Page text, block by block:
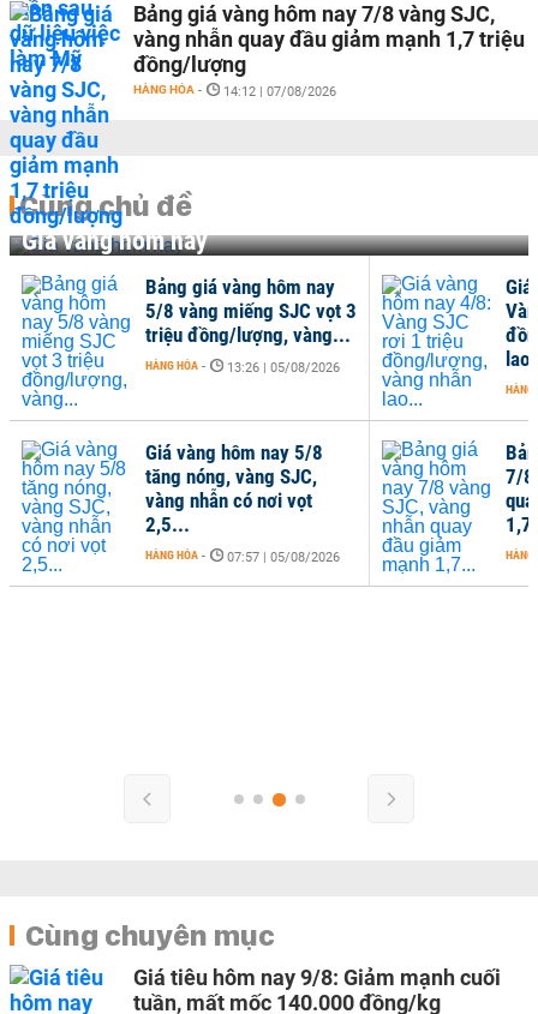
Bảng giá vàng hôm nay 7/8 vàng SJC,
vàng nhẫn quay đầu giảm mạnh 1,7 triệu
đồng/lượng
HÀNG HÓA - 14:12 | 07/08/2026
Cùng chủ đề
Giá vàng hôm nay
7/8
HÀNG
Bảng giá vàng hôm nay
5/8 vàng miếng SJC vọt 3
triệu đồng/lượng, vàng...
HÀNG HÓA - 13:26 | 05/08/2026
Giá vàng hôm nay 5/8
tăng nóng, vàng SJC,
vàng nhẫn có nơi vọt
2,5...
HÀNG HÓA - 07:57 | 05/08/2026
HÀNG
Cùng chuyên mục
Giá tiêu hôm nay 9/8: Giảm mạnh cuối
tuần, mất mốc 140.000 đồng/kg